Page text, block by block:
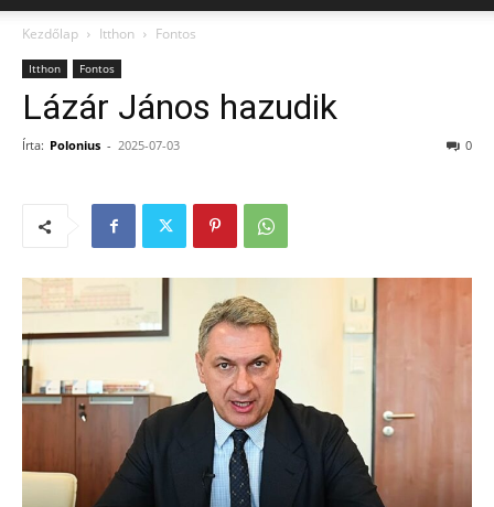
Kezdőlap Itthon Fontos
Itthon Fontos
Lázár János hazudik
Írta: Polonius - 2025-07-03 0